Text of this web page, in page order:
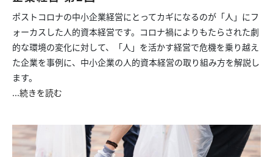
ポストコロナの中小企業経営にとってカギになるのが「人」にフ
ォーカスした人的資本経営です。コロナ禍によりもたらされた劇
的な環境の変化に対して、「人」を活かす経営で危機を乗り越え
た企業を事例に、中小企業の人的資本経営の取り組み方を解説し
ます。
...続きを読む